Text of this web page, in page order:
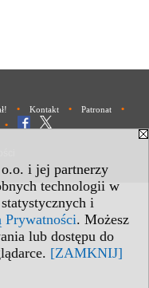
i jej partnerzy
technologii w
i
Prywatności. Możesz
lub dostępu do
[ZAMKNIJ]
• Kontakt • Patronat •
•